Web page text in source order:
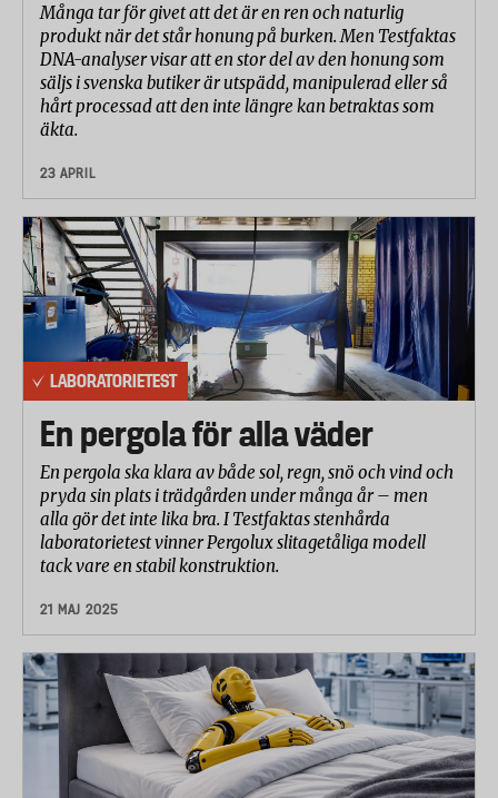
Många tar för givet att det är en ren och naturlig
produkt när det står honung på burken. Men Testfaktas
DNA-analyser visar att en stor del av den honung som
säljs i svenska butiker är utspädd, manipulerad eller så
hårt processad att den inte längre kan betraktas som
äkta.
23 APRIL
LABORATORIETEST
En pergola för alla väder
En pergola ska klara av både sol, regn, snö och vind och
pryda sin plats i trädgården under många år – men
alla gör det inte lika bra. I Testfaktas stenhårda
laboratorietest vinner Pergolux slitagetåliga modell
tack vare en stabil konstruktion.
21 MAJ 2025